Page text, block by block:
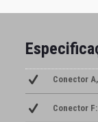
Conector
Conector F: